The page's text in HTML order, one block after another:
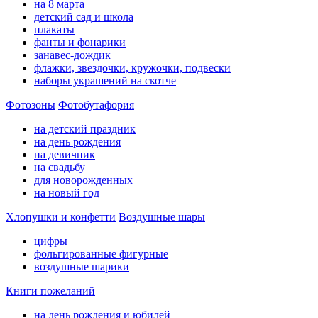
на 8 марта
детский сад и школа
плакаты
фанты и фонарики
занавес-дождик
флажки, звездочки, кружочки, подвески
наборы украшений на скотче
Фотозоны Фотобутафория
на детский праздник
на день рождения
на девичник
на свадьбу
для новорожденных
на новый год
Хлопушки и конфетти Воздушные шары
цифры
фольгированные фигурные
воздушные шарики
Книги пожеланий
на день рождения и юбилей